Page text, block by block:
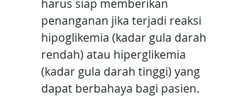
harus siap memberikan
penanganan jika terjadi reaksi
hipoglikemia (kadar gula darah
rendah) atau hiperglikemia
(kadar gula darah tinggi) yang
dapat berbahaya bagi pasien.